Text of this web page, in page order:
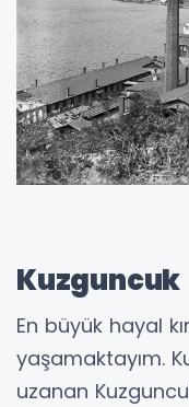
Kuzguncuk
En büyük hayal
yaşamaktayım.
uzanan